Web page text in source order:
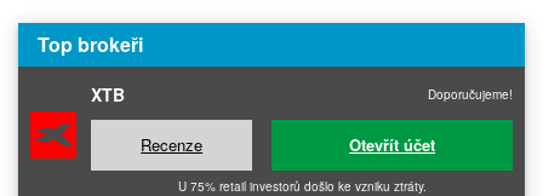
Top brokeři
XTB Doporučujeme!
Recenze Otevřít účet
U 75% retail investorů došlo ke vzniku ztráty.